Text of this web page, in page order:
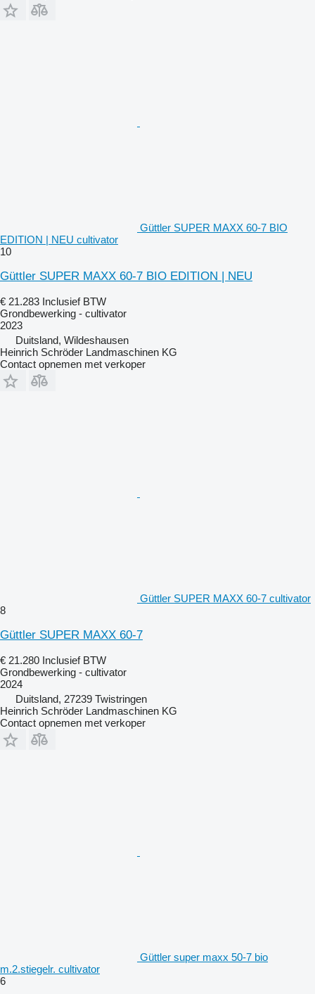
Güttler SUPER MAXX 60-7 BIO
EDITION | NEU cultivator
10
Güttler SUPER MAXX 60-7 BIO EDITION | NEU
€ 21.283 Inclusief BTW
Grondbewerking - cultivator
2023
Duitsland, Wildeshausen
Heinrich Schröder Landmaschinen KG
Contact opnemen met verkoper
Güttler SUPER MAXX 60-7 cultivator
8
Güttler SUPER MAXX 60-7
€ 21.280 Inclusief BTW
Grondbewerking - cultivator
2024
Duitsland, 27239 Twistringen
Heinrich Schröder Landmaschinen KG
Contact opnemen met verkoper
Güttler super maxx 50-7 bio
m.2.stiegelr. cultivator
6